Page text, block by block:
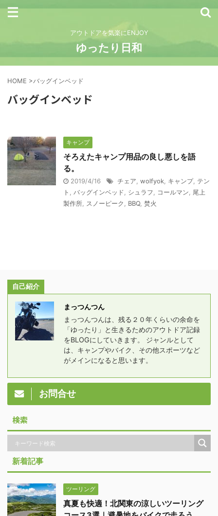
アウトドアを気楽にENJOY
ゆったり日和
HOME >バッグインベッド
バッグインベッド
キャンプ
そろえたキャンプ用品の良し悪しを語
る。
2019/4/16 チェア wolfyok キャンプ, テン
ト
バッグインベッド シュラフ コールマン
尾上
製作所
スノーピーク BBQ 焚火
自己紹介
まっつんつん
まっつんつんは、残る２０年くらいの余命を
「ゆったり」と生きるためのアウトドア記録
をBLOGにしていきます。 ジャンルとして
は、キャンプやバイク、その他スポーツなど
がメインになると思います。
お問合せ
検索
新着記事
ツーリング
真夏も快適！北関東の涼しいツーリング